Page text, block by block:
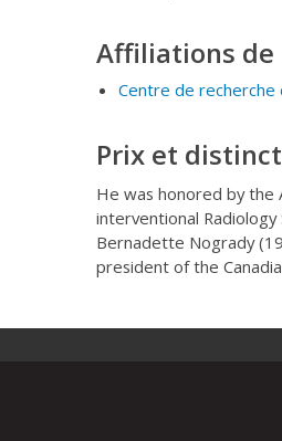
Affiliations de
Centre de recherche
Prix et
He was honored by the
interventional
Bernadette Nogrady
president of the